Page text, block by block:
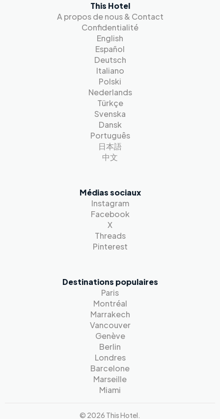
This Hotel
A propos de nous & Contact
Confidentialité
English
Español
Deutsch
Italiano
Polski
Nederlands
Türkçe
Svenska
Dansk
Português
日本語
中文
Médias sociaux
Instagram
Facebook
X
Threads
Pinterest
Destinations populaires
Paris
Montréal
Marrakech
Vancouver
Genève
Berlin
Londres
Barcelone
Marseille
Miami
© 2026 This Hotel.